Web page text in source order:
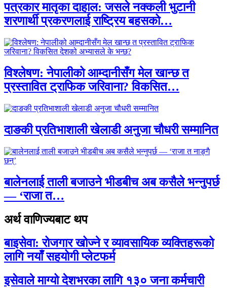
पत्रकार मातृका दाहाल: जसले नक्कली भुटानी
शरणार्थी प्रकरणलाई राष्ट्रिय बहसको…
विश्लेषण: नेपालीको आम्दानीसँग मेल खान्छ त
प्रस्तावित ट्राफिक जरिवाना? विकसित…
दाङकी प्रतिभाशाली खेलाडी अनुजा चौधरी सम्मानित
बालेनलाई ताली बजाउने भीडबीच अब कसैले भन्नुपर्छ
— ‘राजा त…
अर्थ वाणिज्यबाट थप
बाइसेवा: रोजगार खोज्ने र व्यावसायिक व्यक्तिहरूको
लागि नयाँ सहयोगी प्लेटफर्म
इसेवाले माग्यो देशभरका लागि १३० जना कर्मचारी